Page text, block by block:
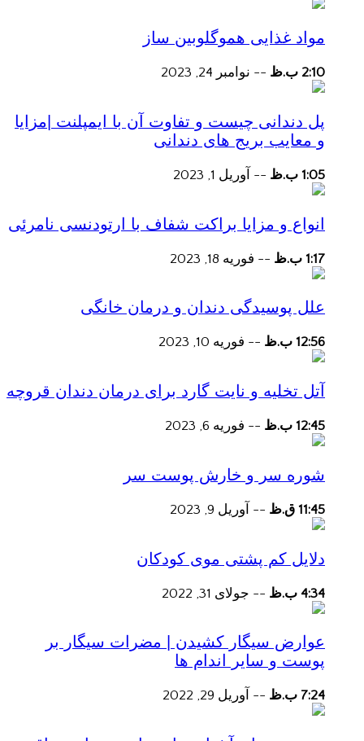
مواد غذایی هموگلوبین ساز
2:10 ب.ظ -- نوامبر 24, 2023
پل دندانی چیست و تفاوت آن با ایمپلنت |مزایا
و معایب بریج های دندانی
1:05 ب.ظ -- آوریل 1, 2023
انواع و مزایا براکت شفاف با ارتودنسی نامرئی
1:17 ب.ظ -- فوریه 18, 2023
علل پوسیدگی دندان و درمان خانگی
12:56 ب.ظ -- فوریه 10, 2023
آتل تخلیه و نایت گارد برای درمان دندان قروچه
12:45 ب.ظ -- فوریه 6, 2023
شوره سر و خارش پوست سر
11:45 ق.ظ -- آوریل 9, 2023
دلایل کم پشتی موی کودکان
4:34 ب.ظ -- جولای 31, 2022
عوارض سیگار کشیدن | مضرات سیگار بر
پوست و سایر اندام ها
7:24 ب.ظ -- آوریل 29, 2022